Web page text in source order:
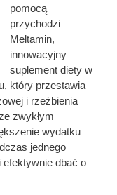
pomocą
przychodzi
Meltamin,
innowacyjny
suplement diety w
który przestawia
i rzeźbienia
zwykłym
wydatku
jednego
efektywnie dbać o